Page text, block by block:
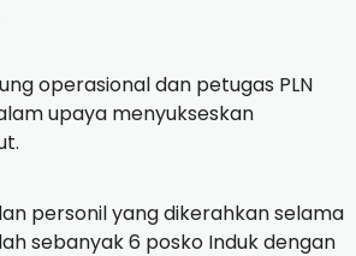
operasional dan petugas PLN
upaya menyukseskan
personil yang dikerahkan selama
sebanyak 6 posko Induk dengan